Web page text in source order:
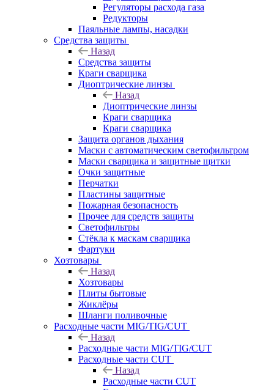
Регуляторы расхода газа
Редукторы
Паяльные лампы, насадки
Средства защиты
Назад
Средства защиты
Краги сварщика
Диоптрические линзы
Назад
Диоптрические линзы
Краги сварщика
Краги сварщика
Защита органов дыхания
Маски с автоматическим светофильтром
Маски сварщика и защитные щитки
Очки защитные
Перчатки
Пластины защитные
Пожарная безопасность
Прочее для средств защиты
Светофильтры
Стёкла к маскам сварщика
Фартуки
Хозтовары
Назад
Хозтовары
Плиты бытовые
Жиклёры
Шланги поливочные
Расходные части MIG/TIG/CUT
Назад
Расходные части MIG/TIG/CUT
Расходные части CUT
Назад
Расходные части CUT